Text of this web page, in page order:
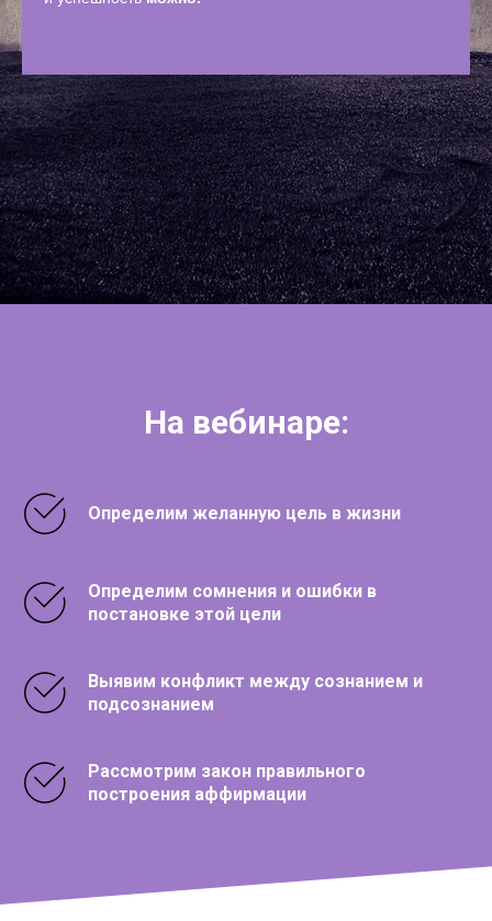
На вебинаре:
Определим желанную цель в жизни
Определим сомнения и ошибки в
постановке этой цели
Выявим конфликт между сознанием и
подсознанием
Рассмотрим закон правильного
построения аффирмации